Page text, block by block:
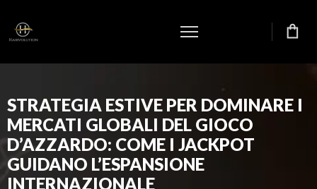
STRATEGIA ESTIVE PER DOMINARE I
MERCATI GLOBALI DEL GIOCO
D’AZZARDO: COME I JACKPOT
GUIDANO L’ESPANSIONE
INTERNAZIONALE